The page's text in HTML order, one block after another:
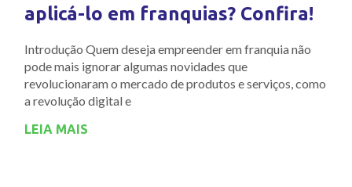
aplicá-lo em franquias? Confira!
Introdução Quem deseja empreender em franquia não
pode mais ignorar algumas novidades que
revolucionaram o mercado de produtos e serviços, como
a revolução digital e
LEIA MAIS